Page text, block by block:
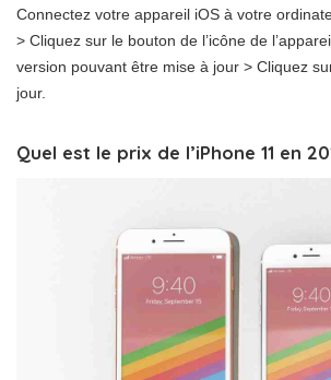
Connectez votre appareil iOS à votre
> Cliquez sur le bouton de l’icône de
version pouvant être mise à jour > Cliquez
jour.
Quel est le prix de l’iPhone 11 en